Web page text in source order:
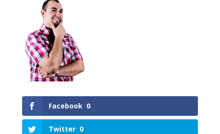
Facebook 0
Twitter 0